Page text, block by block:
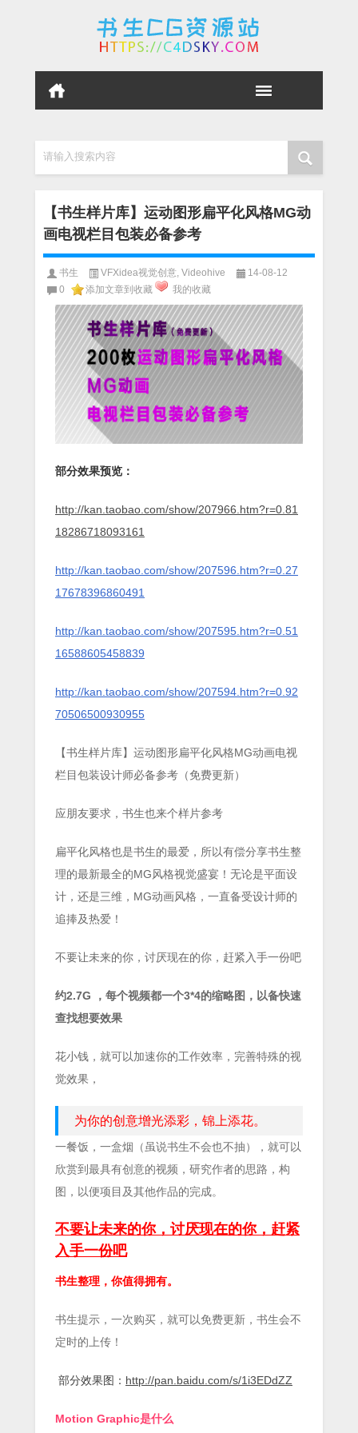
请输入搜索内容
【书生样片库】运动图形扁平化风格MG动
画电视栏目包装必备参考
书生 VFXidea视觉创意 Videohive
14-08-12
0
添加文章到收藏 我的收藏
部分效果预览：
http://kan.taobao.com/show/207966.htm?r=0.81
18286718093161
http://kan.taobao.com/show/207596.htm?r=0.27
17678396860491
http://kan.taobao.com/show/207595.htm?r=0.51
16588605458839
http://kan.taobao.com/show/207594.htm?r=0.92
70506500930955
【书生样片库】运动图形扁平化风格MG动画电视
栏目包装设计师必备参考（免费更新）
应朋友要求，书生也来个样片参考
扁平化风格也是书生的最爱，所以有偿分享书生整
理的最新最全的MG风格视觉盛宴！无论是平面设
计，还是三维，MG动画风格，一直备受设计师的
追捧及热爱！
不要让未来的你，讨厌现在的你，赶紧入手一份吧
约2.7G ，每个视频都一个3*4的缩略图，以备快速
查找想要效果
花小钱，就可以加速你的工作效率，完善特殊的视
觉效果，
为你的创意增光添彩，锦上添花。
一餐饭，一盒烟（虽说书生不会也不抽），就可以
欣赏到最具有创意的视频，研究作者的思路，构
图，以便项目及其他作品的完成。
不要让未来的你，讨厌现在的你，赶紧
入手一份吧
书生整理，你值得拥有。
书生提示，一次购买，就可以免费更新，书生会不
定时的上传！
部分效果图： http://pan.baidu.com/s/1i3EDdZZ
Motion Graphic是什么